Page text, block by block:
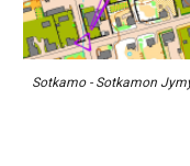
Sotkamo - Sotkamon